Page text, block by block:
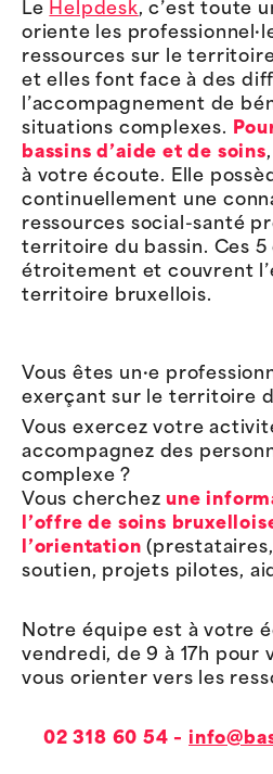
Le Helpdesk, c’est toute
oriente les
ressources sur le
et elles font face à des
l’accompagnement de
situations complexes.
bassins d’aide et de soins
à votre écoute. Elle
continuellement une
ressources social-santé
territoire du bassin. Ces
étroitement et couvrent
territoire bruxellois.
Vous êtes un·e
exerçant sur le territoire
Vous exercez votre
accompagnez des
complexe ?
Vous cherchezune
l’offre de soins
l’orientation
soutien, projets pilotes,
Notre équipe est à votre
vendredi, de 9 à 17h pour
vous orienter vers les
02 318 60 54 –